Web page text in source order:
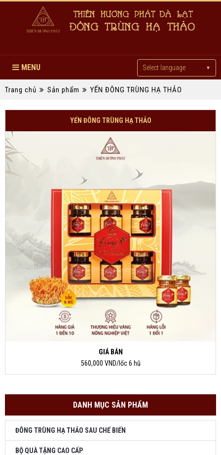
Select language ▼
MENU
Trang chủ Sản phẩm YẾN ĐÔNG TRÙNG HẠ THẢO
YẾN ĐÔNG TRÙNG HẠ THẢO
GIÁ BÁN
560,000 VND/lốc 6 hũ
DANH MỤC SẢN PHẨM
ĐÔNG TRÙNG HẠ THẢO SAU CHẾ BIẾN
BỘ QUÀ TẶNG CAO CẤP